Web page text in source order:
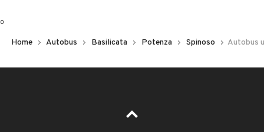
0
Home Autobus Basilicata Potenza Spinoso Autobus